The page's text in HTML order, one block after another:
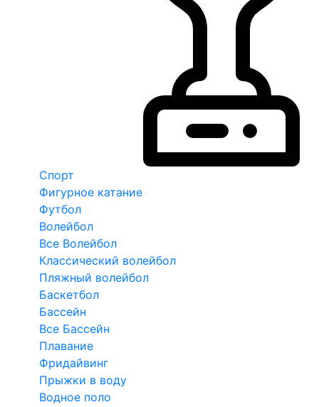
Спорт
Фигурное катание
Футбол
Волейбол
Все Волейбол
Классический волейбол
Пляжный волейбол
Баскетбол
Бассейн
Все Бассейн
Плавание
Фридайвинг
Прыжки в воду
Водное поло